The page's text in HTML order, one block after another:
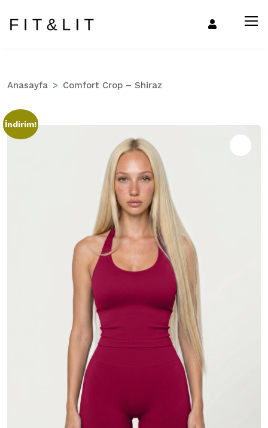
Anasayfa Comfort Crop – Shiraz
İndirim!